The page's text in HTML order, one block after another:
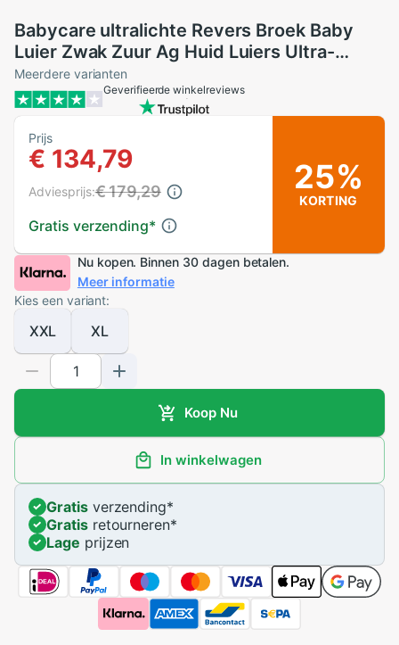
Babycare ultralichte Revers Broek Baby
Luier Zwak Zuur Ag Huid Luiers Ultra-
dunne Ademende Maat Verstelbaar Baby
luiers
Meerdere varianten
Geverifieerde winkelreviews
Prijs
€ 134,79
Gratis verzending*
Adviesprijs:€ 179,29 25%
KORTING
Nu kopen. Binnen 30 dagen betalen.
Meer informatie
Kies een variant:
XXL XL
Koop Nu
In winkelwagen
Gratisverzending*
Gratisretourneren*
Lage prijzen